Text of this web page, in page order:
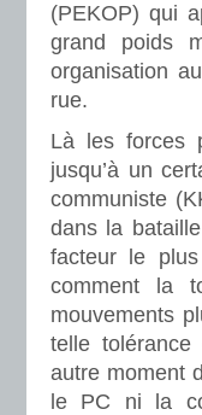
(PEKOP) qui
grand poids
organisation
rue.
Là les forces
jusqu’à un
communiste
dans la
facteur le
comment la
mouvements
telle tolérance
autre moment
le PC ni la